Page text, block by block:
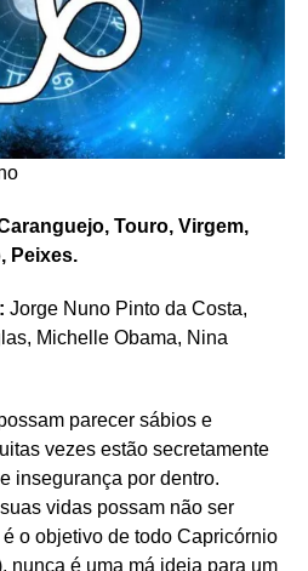
Touro, Virgem,
Peixes.
Jorge Nuno Pinto da Costa,
Michelle Obama, Nina
parecer sábios e
vezes estão secretamente
insegurança por dentro.
vidas possam não ser
o objetivo de todo Capricórnio
nunca é uma má ideia para um